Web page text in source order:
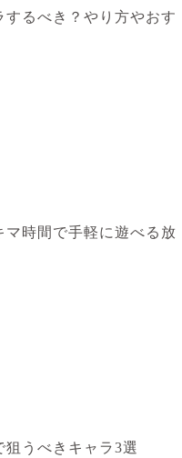
するべき？やり方やおす
時間で手軽に遊べる放
狙うべきキャラ3選